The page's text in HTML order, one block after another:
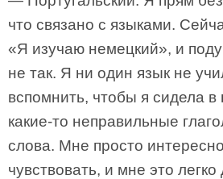
что связано с языками.
«Я изучаю немецкий», и
не так. Я ни один язык не
вспомнить, чтобы я сидела
какие-то неправильные
слова. Мне просто
чувствовать, и мне это